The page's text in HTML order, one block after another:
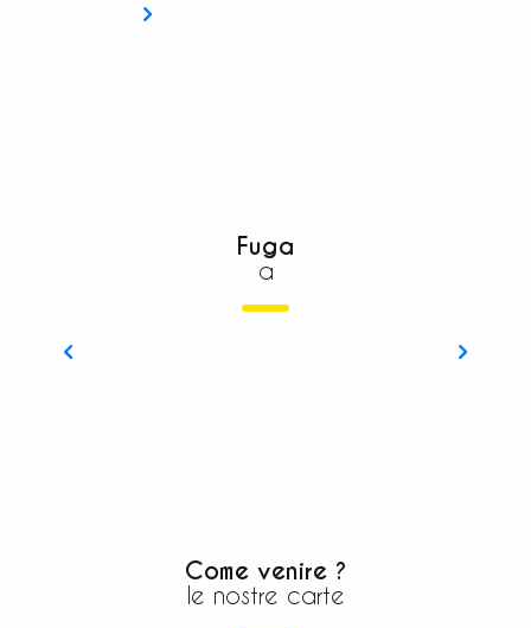
Fuga
a
Come venire ?
le nostre carte